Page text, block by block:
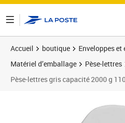
Accueil boutique
Enveloppes
Matériel d’emballage
Pèse-lettres
Pèse-lettres gris capacité 2000 g